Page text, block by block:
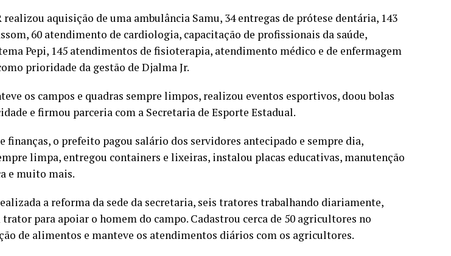
realizou aquisição de uma ambulância Samu, 34 entregas de prótese dentária, 143
60 atendimento de cardiologia, capacitação de profissionais da saúde,
Pepi, 145 atendimentos de fisioterapia, atendimento médico e de enfermagem
prioridade da gestão de Djalma Jr.
os campos e quadras sempre limpos, realizou eventos esportivos, doou bolas
e firmou parceria com a Secretaria de Esporte Estadual.
finanças, o prefeito pagou salário dos servidores antecipado e sempre dia,
limpa, entregou containers e lixeiras, instalou placas educativas, manutenção
e muito mais.
a reforma da sede da secretaria, seis tratores trabalhando diariamente,
para apoiar o homem do campo. Cadastrou cerca de 50 agricultores no
de alimentos e manteve os atendimentos diários com os agricultores.